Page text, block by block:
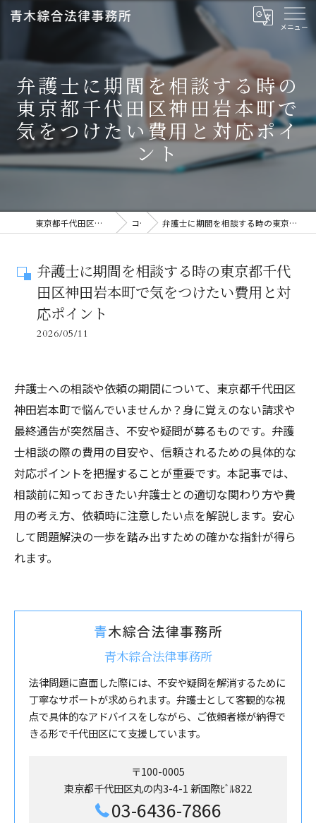
弁護士に期間を相談する時の
東京都千代田区神田岩本町で
気をつけたい費用と対応ポイ
ント
東京都千代田区の弁護士なら青木綜合法律事務所 コラム 弁護士に期間を相談する時の東京都千代田区神田岩本町で気をつけたい費用と対応ポイント
弁護士に期間を相談する時の東京都千代
田区神田岩本町で気をつけたい費用と対
応ポイント
2026/05/11
弁護士への相談や依頼の期間について、東京都千代田区
神田岩本町で悩んでいませんか？身に覚えのない請求や
最終通告が突然届き、不安や疑問が募るものです。弁護
士相談の際の費用の目安や、信頼されるための具体的な
対応ポイントを把握することが重要です。本記事では、
相談前に知っておきたい弁護士との適切な関わり方や費
用の考え方、依頼時に注意したい点を解説します。安心
して問題解決の一歩を踏み出すための確かな指針が得ら
れます。
青木綜合法律事務所
法律問題に直面した際には、不安や疑問を解消するために
丁寧なサポートが求められます。弁護士として客観的な視
点で具体的なアドバイスをしながら、ご依頼者様が納得で
きる形で千代田区にて支援しています。
〒100-0005
東京都千代田区丸の内3-4-1 新国際ﾋﾞﾙ822
03-6436-7866